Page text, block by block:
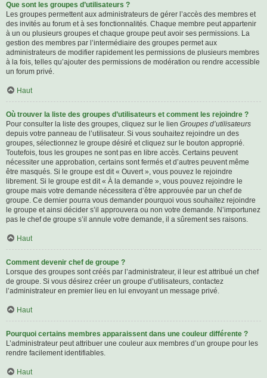
Que sont les groupes d’utilisateurs ?
Les groupes permettent aux administrateurs de gérer l’accès des membres et
des invités au forum et à ses fonctionnalités. Chaque membre peut appartenir
à un ou plusieurs groupes et chaque groupe peut avoir ses permissions. La
gestion des membres par l’intermédiaire des groupes permet aux
administrateurs de modifier rapidement les permissions de plusieurs membres
à la fois, telles qu’ajouter des permissions de modération ou rendre accessible
un forum privé.
Haut
Où trouver la liste des groupes d’utilisateurs et comment les rejoindre ?
Pour consulter la liste des groupes, cliquez sur le lien Groupes d’utilisateurs
depuis votre panneau de l’utilisateur. Si vous souhaitez rejoindre un des
groupes, sélectionnez le groupe désiré et cliquez sur le bouton approprié.
Toutefois, tous les groupes ne sont pas en libre accès. Certains peuvent
nécessiter une approbation, certains sont fermés et d’autres peuvent même
être masqués. Si le groupe est dit « Ouvert », vous pouvez le rejoindre
librement. Si le groupe est dit « À la demande », vous pouvez rejoindre le
groupe mais votre demande nécessitera d’être approuvée par un chef de
groupe. Ce dernier pourra vous demander pourquoi vous souhaitez rejoindre
le groupe et ainsi décider s’il approuvera ou non votre demande. N’importunez
pas le chef de groupe s’il annule votre demande, il a sûrement ses raisons.
Haut
Comment devenir chef de groupe ?
Lorsque des groupes sont créés par l’administrateur, il leur est attribué un chef
de groupe. Si vous désirez créer un groupe d’utilisateurs, contactez
l’administrateur en premier lieu en lui envoyant un message privé.
Haut
Pourquoi certains membres apparaissent dans une couleur différente ?
L’administrateur peut attribuer une couleur aux membres d’un groupe pour les
rendre facilement identifiables.
Haut